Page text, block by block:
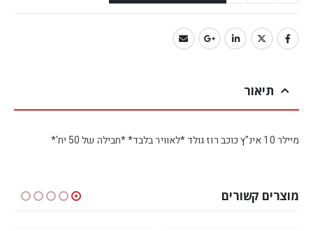
תיאור
מיילר 10 אינ"ץ כוכב רוז גולד *לאוויר בלבד* *חבילה של 50 יח'*
מוצרים קשורים